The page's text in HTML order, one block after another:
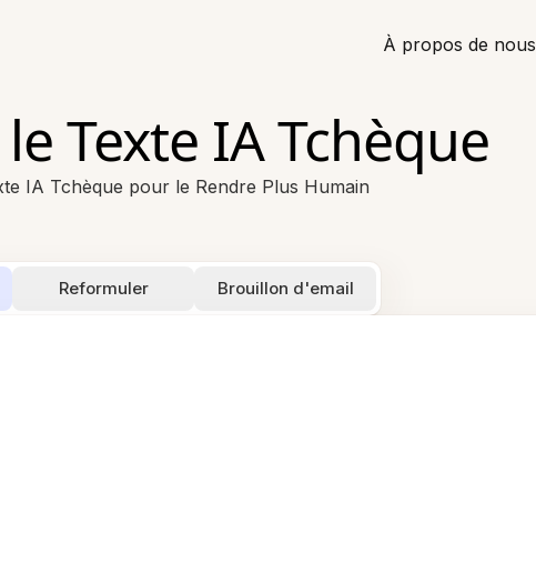
À propos de nous
Texte IA Tchèque
IA Tchèque pour le Rendre Plus Humain
Reformuler Brouillon d'email